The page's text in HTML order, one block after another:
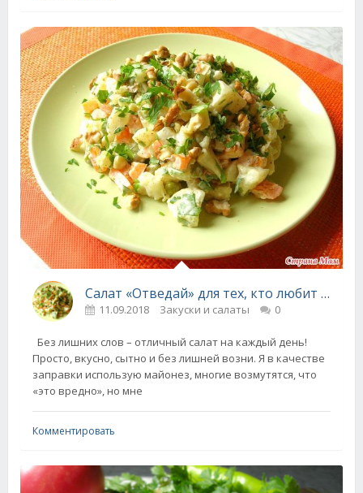
Салат «Отведай» для тех, кто любит вкусно поесть!
11.09.2018 Закуски и салаты 0
Без лишних слов – отличный салат на каждый день!
Просто, вкусно, сытно и без лишней возни. Я в качестве
заправки использую майонез, многие возмутятся, что
«это вредно», но мне
Комментировать